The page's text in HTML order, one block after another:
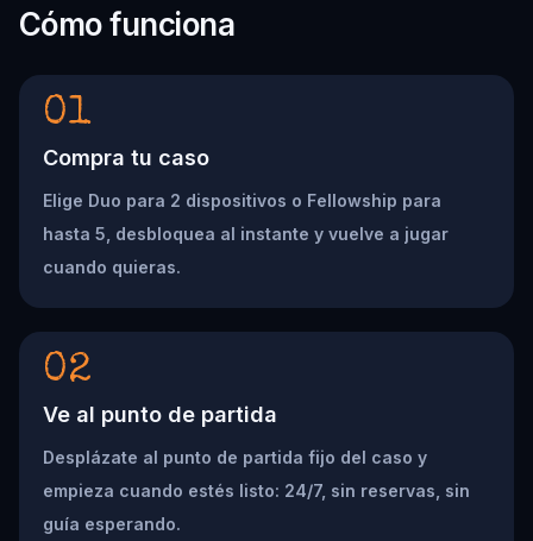
Cómo funciona
01
Compra tu caso
Elige Duo para 2 dispositivos o Fellowship para
hasta 5, desbloquea al instante y vuelve a jugar
cuando quieras.
02
Ve al punto de partida
Desplázate al punto de partida fijo del caso y
empieza cuando estés listo: 24/7, sin reservas, sin
guía esperando.